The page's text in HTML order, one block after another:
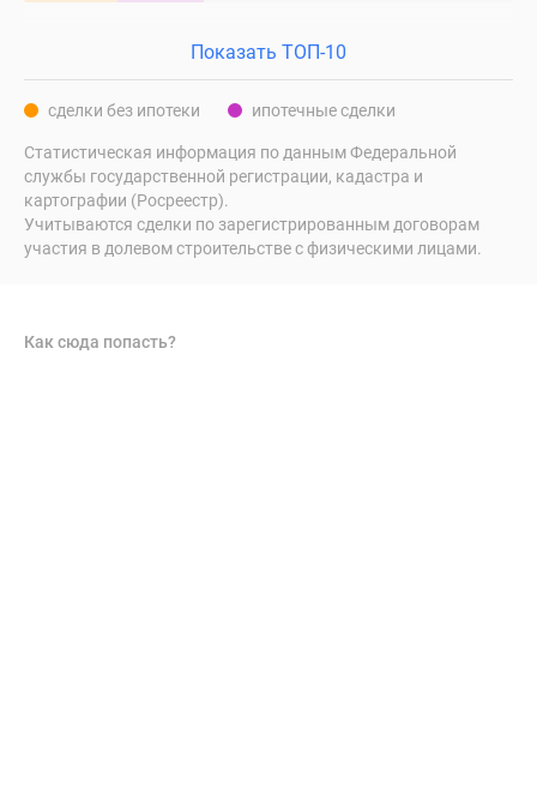
Показать ТОП-10
сделки без ипотеки ипотечные сделки
Статистическая информация по данным Федеральной
службы государственной регистрации, кадастра и
картографии (Росреестр).
Учитываются сделки по зарегистрированным договорам
участия в долевом строительстве с физическими лицами.
Как сюда попасть?